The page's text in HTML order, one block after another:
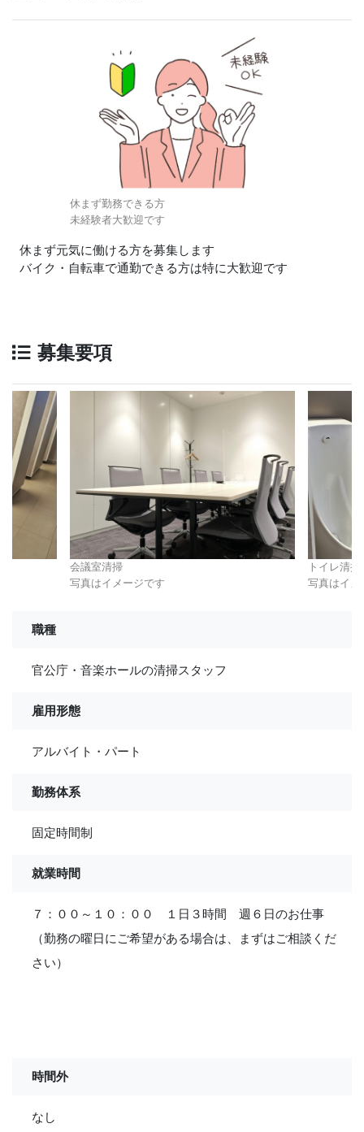
休まず勤務できる方
未経験者大歓迎です
休まず元気に働ける方を募集します
バイク・自転車で通勤できる方は特に大歓迎です
募集要項
会議室清掃
写真はイメージです
トイレ清掃
写真はイメ
職種
官公庁・音楽ホールの清掃スタッフ
雇用形態
アルバイト・パート
勤務体系
固定時間制
就業時間
７：００～１０：００ １日３時間 週６日のお仕事
（勤務の曜日にご希望がある場合は、まずはご相談くだ
さい）
時間外
なし